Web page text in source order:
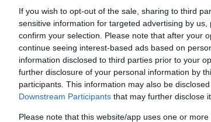
If you wish to opt-out of the sale, sharing to third
sensitive information for targeted advertising by
confirm your selection. Please note that after your
continue seeing interest-based ads based on
information disclosed to third parties prior to your
further disclosure of your personal information by
participants. This information may also be
Downstream Participants that may further disclose
Please note that this website/app uses one or